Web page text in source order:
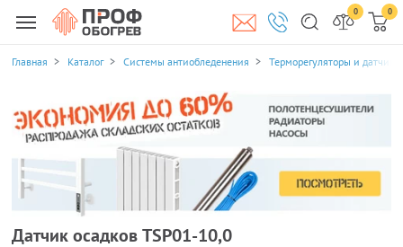
0 0
Главная Каталог Системы антиобледенения Терморегуляторы и датчики
Датчик осадков TSP01-10,0